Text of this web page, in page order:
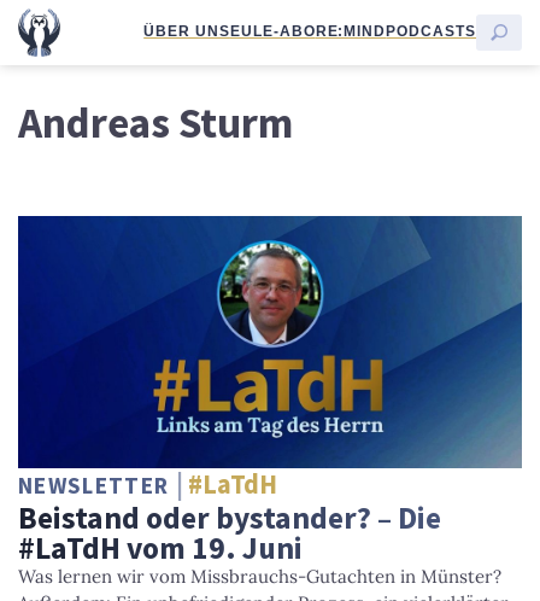
ÜBER UNSEULE-ABORE:MINDPODCASTS
Andreas Sturm
NEWSLETTER #LaTdH
Beistand oder bystander? – Die
#LaTdH vom 19. Juni
Was lernen wir vom Missbrauchs-Gutachten in Münster?